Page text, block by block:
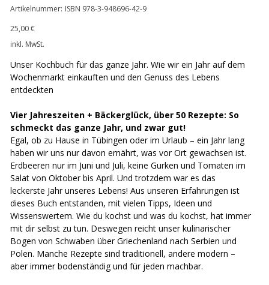
Artikelnummer: Artikelnummer:
ISBN
ISBN 978-3-948696-42-9
Preis
25,00 €
inkl. MwSt.
Unser Kochbuch für das ganze Jahr. Wie wir ein Jahr auf dem
Wochenmarkt einkauften und den Genuss des Lebens
entdeckten
Vier Jahreszeiten + Bäckerglück, über 50 Rezepte: So
schmeckt das ganze Jahr, und zwar gut!
Egal, ob zu Hause in Tübingen oder im Urlaub – ein Jahr lang
haben wir uns nur davon ernährt, was vor Ort gewachsen ist.
Erdbeeren nur im Juni und Juli, keine Gurken und Tomaten im
Salat von Oktober bis April. Und trotzdem war es das
leckerste Jahr unseres Lebens! Aus unseren Erfahrungen ist
dieses Buch entstanden, mit vielen Tipps, Ideen und
Wissenswertem. Wie du kochst und was du kochst, hat immer
mit dir selbst zu tun. Deswegen reicht unser kulinarischer
Bogen von Schwaben über Griechenland nach Serbien und
Polen. Manche Rezepte sind traditionell, andere modern –
aber immer bodenständig und für jeden machbar.